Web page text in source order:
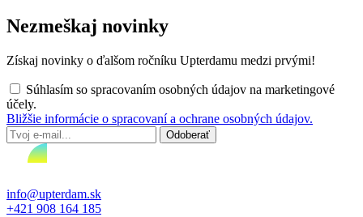
Nezmeškaj novinky
Získaj novinky o ďalšom ročníku Upterdamu medzi prvými!
Súhlasím so spracovaním osobných údajov na marketingové
účely.
Bližšie informácie o spracovaní a ochrane osobných údajov.
info@upterdam.sk
+421 908 164 185